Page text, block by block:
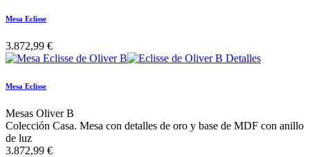
Mesa Eclisse
3.872,99 €
Mesa Eclisse
Mesas Oliver B
Colección Casa. Mesa con detalles de oro y base de MDF con anillo
de luz
3.872,99 €